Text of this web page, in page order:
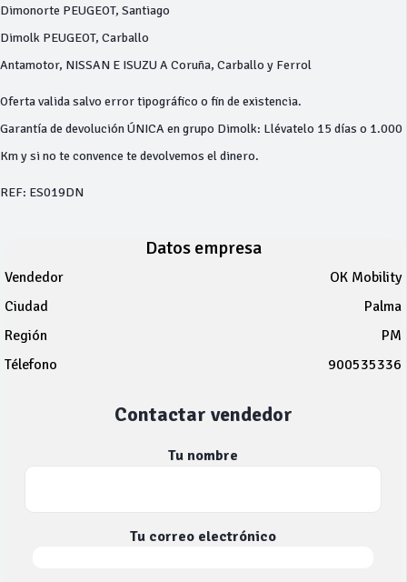
Dimonorte PEUGEOT, Santiago
Dimolk PEUGEOT, Carballo
Antamotor, NISSAN E ISUZU A Coruña, Carballo y Ferrol
Oferta valida salvo error tipográfico o fin de existencia.
Garantía de devolución ÚNICA en grupo Dimolk: Llévatelo 15 días o 1.000
Km y si no te convence te devolvemos el dinero.
REF: ES019DN
Datos empresa
Vendedor
OK Mobility
Ciudad
Palma
Región
PM
Télefono
900535336
Contactar vendedor
Tu nombre
Tu correo electrónico